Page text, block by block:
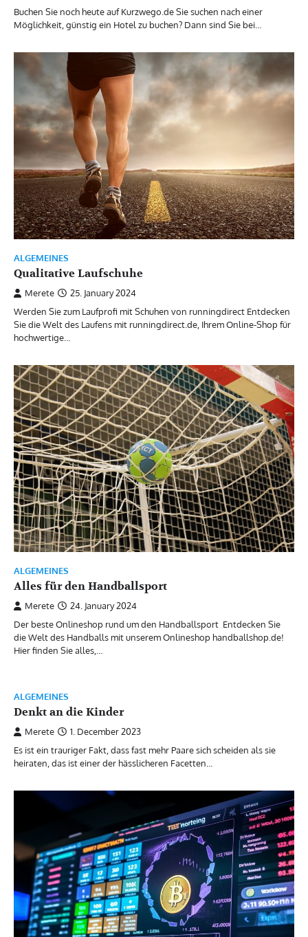
Buchen Sie noch heute auf Kurzwego.de Sie suchen nach einer
Möglichkeit, günstig ein Hotel zu buchen? Dann sind Sie bei…
ALGEMEINES
Qualitative Laufschuhe
Merete
25. January 2024
Werden Sie zum Laufprofi mit Schuhen von runningdirect Entdecken
Sie die Welt des Laufens mit runningdirect.de, Ihrem Online-Shop für
hochwertige…
ALGEMEINES
Alles für den Handballsport
Merete
24. January 2024
Der beste Onlineshop rund um den Handballsport Entdecken Sie
die Welt des Handballs mit unserem Onlineshop handballshop.de!
Hier finden Sie alles,…
ALGEMEINES
Denkt an die Kinder
Merete
1. December 2023
Es ist ein trauriger Fakt, dass fast mehr Paare sich scheiden als sie
heiraten, das ist einer der hässlicheren Facetten…